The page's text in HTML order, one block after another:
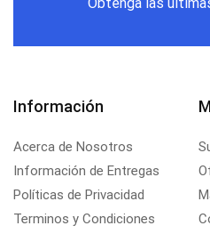
Obtenga las
Información
Acerca de Nosotros
Información de Entregas
Políticas de Privacidad
Terminos y Condiciones